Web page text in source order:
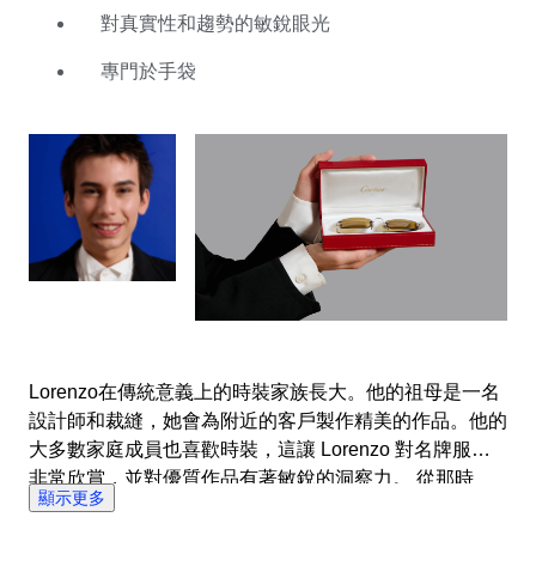
情地指導我們時尚類別的買賣雙方。識別趨勢、特殊物品
Vuitton的手袋和卡地亞眼鏡讓他心跳加速。
對真實性和趨勢的敏銳眼光
專門於手袋
Lorenzo在傳統意義上的時裝家族長大。他的祖母是一名
設計師和裁縫，她會為附近的客戶製作精美的作品。他的
大多數家庭成員也喜歡時裝，這讓 Lorenzo 對名牌服裝
非常欣賞，並對優質作品有著敏銳的洞察力。 從那時
起，他從研究祖母的布料已經演變成收集和銷售奢侈時尚
顯示更多